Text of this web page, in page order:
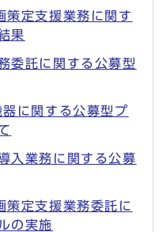
策定支援業務に関す
果
委託に関する公募型
に関する公募型プ
入業務に関する公募
定支援業務委託に
の実施